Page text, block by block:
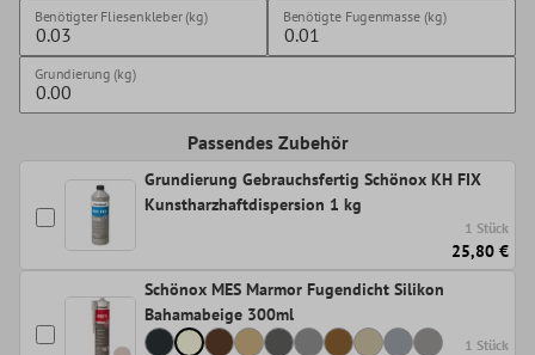
Benötigter Fliesenkleber (kg) Benötigte Fugenmasse (kg)
Grundierung (kg)
Passendes Zubehör
Grundierung Gebrauchsfertig Schönox KH FIX
Kunstharzhaftdispersion 1 kg
1 Stück
25,80 €
Schönox MES Marmor Fugendicht Silikon
Bahamabeige 300ml
1 Stück